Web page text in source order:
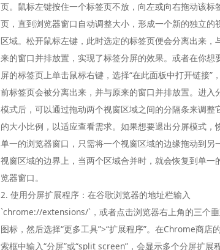
页。鼠标左键按住一个标签页不放，向左或向右拖动该标
页，直到浏览器窗口自动调整大小，形成一个新的独立的
区域。松开鼠标左键，此时选定的标签页便会分离出来，
来的窗口并排放置，实现了标签分屏的效果。或者在你想
屏的标签页上单击鼠标右键，选择“在此面板中打开链接”
前标签页会被分离出来，并与原来的窗口并排放置。进入
模式后，可以通过拖动两个视窗区域之间的分隔条来调整
的大小比例，以适应查看需求。如果想要退出分屏模式，
单一的浏览器窗口，只需将一个视窗区域的边缘拖动到另
视窗区域的边界上，当两个区域合并时，就会恢复到单一
览器窗口。
2. 使用分屏扩展程序：在谷歌浏览器的地址栏输入
`chrome://extensions/`，或者点击浏览器右上角的三个
图标，然后选择“更多工具”>“扩展程序”。在Chrome商店
索框中输入“分屏”或“split screen”，会显示多个分屏扩展